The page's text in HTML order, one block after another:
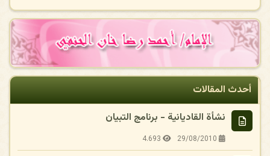
أحدث المقالات
نشأة القاديانية - برنامج التبيان
29/08/2010
4.693